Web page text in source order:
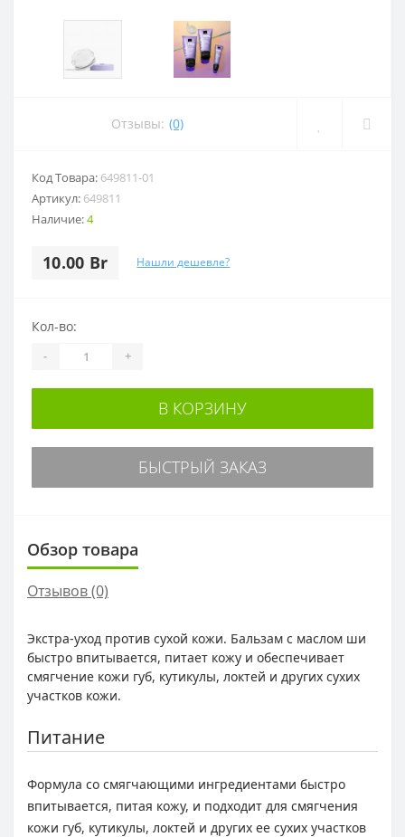
Отзывы: (0)
Код Товара: 649811-01
Артикул: 649811
Наличие:4
10.00 Br Нашли дешевле?
Кол-во:
- +
В КОРЗИНУ
БЫСТРЫЙ ЗАКАЗ
Обзор товара
Отзывов (0)
Экстра-уход против сухой кожи. Бальзам с маслом ши
быстро впитывается, питает кожу и обеспечивает
смягчение кожи губ, кутикулы, локтей и других сухих
участков кожи.
Питание
Формула со смягчающими ингредиентами быстро
впитывается, питая кожу, и подходит для смягчения
кожи губ, кутикулы, локтей и других ее сухих участков